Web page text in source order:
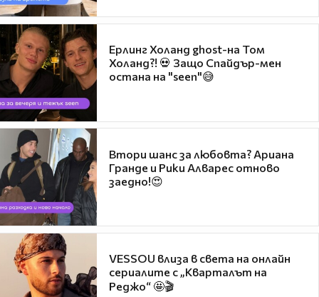
Ерлинг Холанд ghost-на Том
Холанд?! 💀 Защо Спайдър-мен
остана на "seen"😅
Втори шанс за любовта? Ариана
Гранде и Рики Алварес отново
заедно!😍
VESSOU влиза в света на онлайн
сериалите с „Кварталът на
Реджо“ 🤩🎬